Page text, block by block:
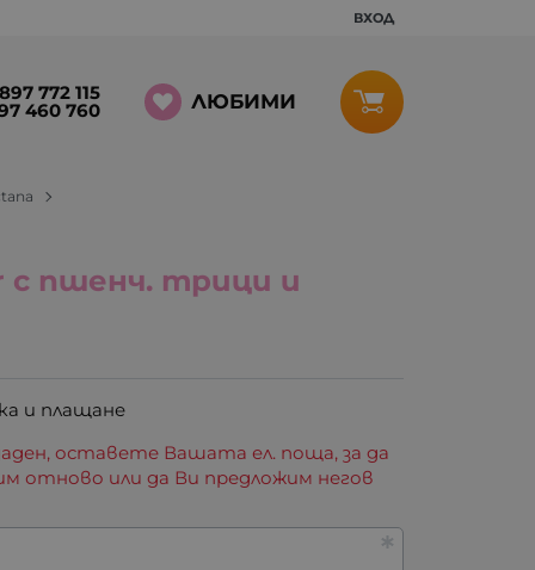
ВХОД
772 115
460 760 ЛЮБИМИ
с пшенч. трици и
и плащане
оставете Вашата ел. поща, за да
отново или да Ви предложим негов